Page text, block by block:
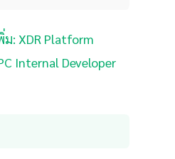
ม: XDR Platform
Internal Developer